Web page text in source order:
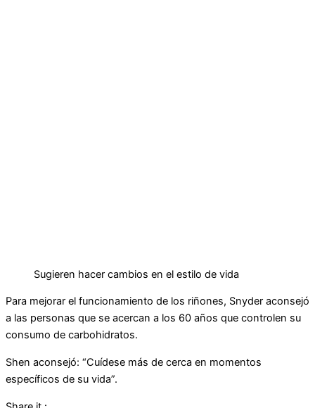
Sugieren hacer cambios en el estilo de vida
Para mejorar el funcionamiento de los riñones, Snyder aconsejó
a las personas que se acercan a los 60 años que controlen su
consumo de carbohidratos.
Shen aconsejó: “Cuídese más de cerca en momentos
específicos de su vida”.